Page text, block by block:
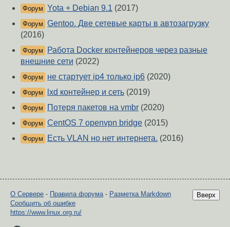
Форум Yota + Debian 9.1 (2017)
Форум Gentoo. Две сетевые карты в автозагрузку
(2016)
Форум
Работа Docker контейнеров через разные
внешние сети (2022)
Форум не стартует ip4 только ip6 (2020)
Форум lxd контейнер и сеть (2019)
Форум Потеря пакетов на vmbr (2020)
Форум CentOS 7 openvpn bridge (2015)
Форум Есть VLAN но нет интернета. (2016)
Вверх
О Сервере - Правила форума - Разметка Markdown
Сообщить об ошибке
https://www.linux.org.ru/